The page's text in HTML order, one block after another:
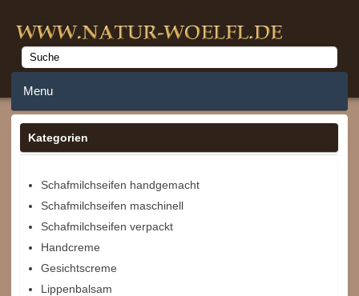
Menu
Home
Merkzettel
Warenkorb
Kategorien
Schafmilchseifen handgemacht
Schafmilchseifen maschinell
Schafmilchseifen verpackt
Handcreme
Gesichtscreme
Lippenbalsam